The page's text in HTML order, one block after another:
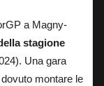
a Magny-
stagione
Una gara
montare le